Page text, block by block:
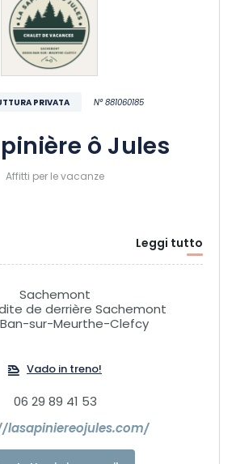
PRIVATA N° 881060185
ô Jules
Affitti per le vacanze
Leggi tutto
Sachemont
de derrière Sachemont
sur-Meurthe-Clefcy
Vado in treno!
06 29 89 41 53
lasapiniereojules.com/